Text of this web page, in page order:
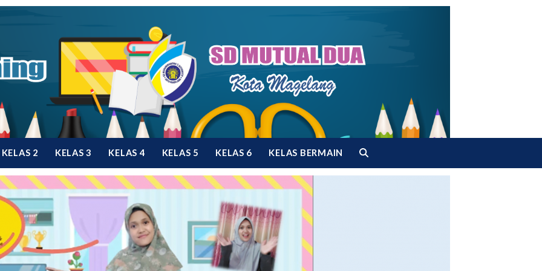
KELAS 2 KELAS 3 KELAS 4 KELAS 5 KELAS 6 KELAS BERMAIN